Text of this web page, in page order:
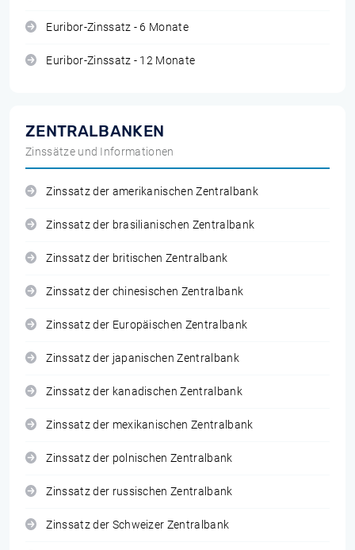
Euribor-Zinssatz - 6 Monate
Euribor-Zinssatz - 12 Monate
ZENTRALBANKEN
Zinssätze und Informationen
Zinssatz der amerikanischen Zentralbank
Zinssatz der brasilianischen Zentralbank
Zinssatz der britischen Zentralbank
Zinssatz der chinesischen Zentralbank
Zinssatz der Europäischen Zentralbank
Zinssatz der japanischen Zentralbank
Zinssatz der kanadischen Zentralbank
Zinssatz der mexikanischen Zentralbank
Zinssatz der polnischen Zentralbank
Zinssatz der russischen Zentralbank
Zinssatz der Schweizer Zentralbank